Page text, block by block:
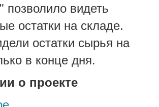
видеть
остатки на складе.
остатки сырья на
в конце дня.
о проекте